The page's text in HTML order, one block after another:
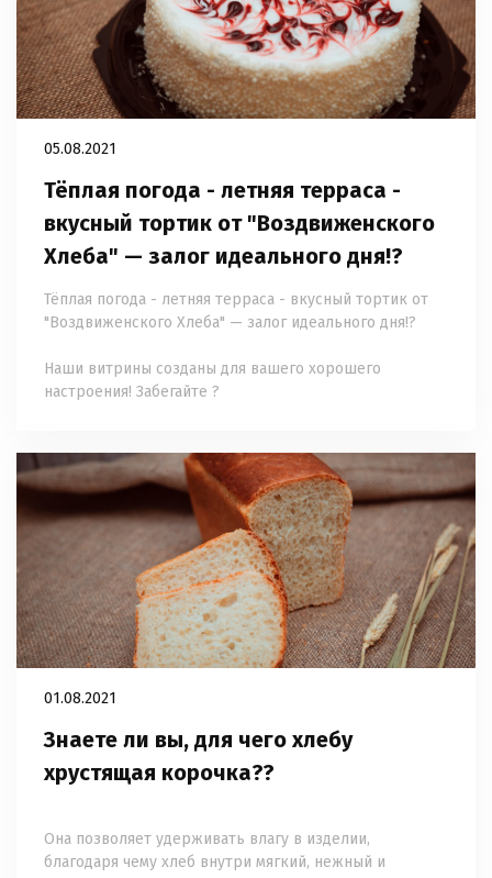
05.08.2021
Тёплая погода - летняя терраса -
вкусный тортик от "Воздвиженского
Хлеба" — залог идеального дня!? ⠀
Тёплая погода - летняя терраса - вкусный тортик от
"Воздвиженского Хлеба" — залог идеального дня!?
Наши витрины созданы для вашего хорошего
настроения! Забегайте ?
01.08.2021
Знаете ли вы, для чего хлебу
хрустящая корочка??
Она позволяет удерживать влагу в изделии,
благодаря чему хлеб внутри мягкий, нежный и